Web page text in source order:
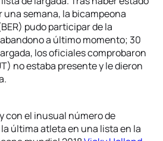
una semana, la bicampeona
pudo participar de la
a último momento; 30
los oficiales comprobaron
no estaba presente y le dieron
con el inusual número de
última atleta en una lista en la